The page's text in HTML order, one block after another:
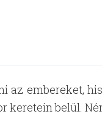
az embereket,
keretein belül.